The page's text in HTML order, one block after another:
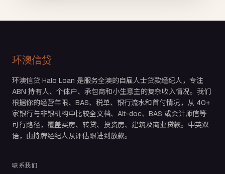
环澳信贷
环澳信贷 Halo Loan 是服务全澳的自雇人士贷款经纪人，专注
ABN 持有人、个体户、承包商和小生意主的复杂收入情况。我们
根据你的经营年限、BAS、税单、银行流水和首付情况，从 40+
家银行与非银机构中比较全文档、Alt-doc、BAS 或会计师信等
可行路径，覆盖买房、转贷、投资房、建筑及商业贷款。中英双
语，由持牌经纪人从评估跟进到放款。
联系我们